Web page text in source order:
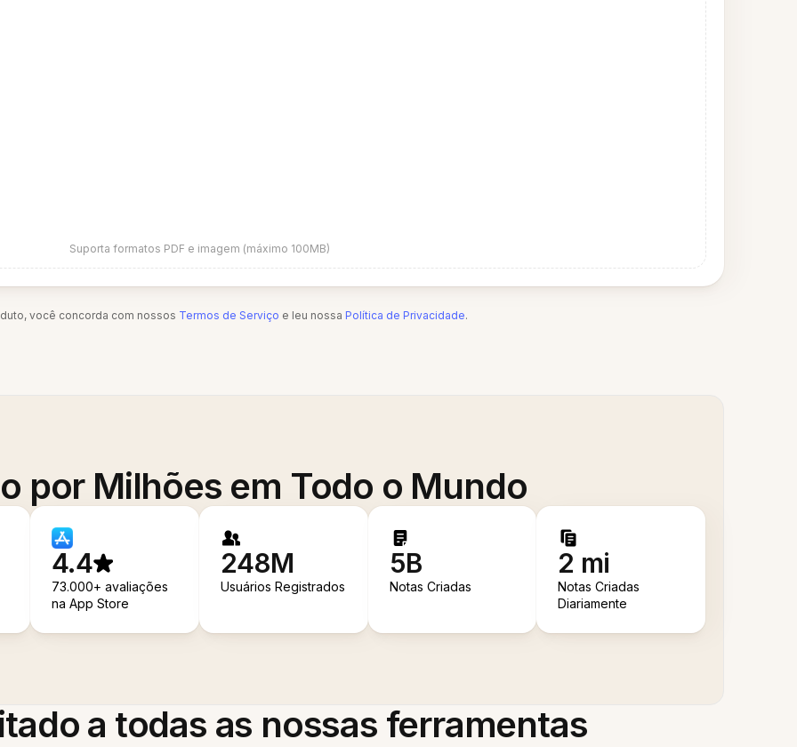
Suporta formatos PDF e imagem (máximo 100MB)
você concorda com nossos Termos de Serviço e leu nossa Política de Privacidade.
por Milhões em Todo o Mundo
4.4
73.000+ avaliações
na App Store
248M
Usuários Registrados
5B
Notas Criadas
2 mi
Notas Criadas
Diariamente
a todas as nossas ferramentas